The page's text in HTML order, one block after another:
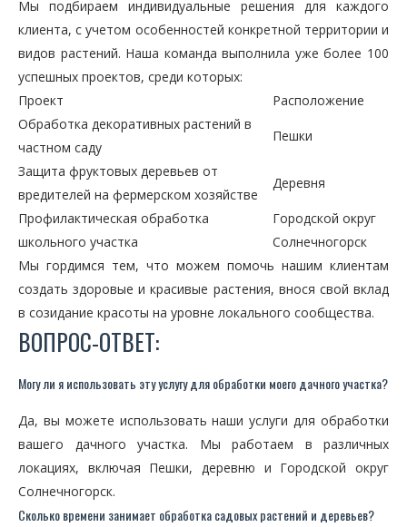
Мы подбираем индивидуальные решения для каждого
клиента, с учетом особенностей конкретной территории и
видов растений. Наша команда выполнила уже более 100
успешных проектов, среди которых:
Проект
Расположение
Обработка декоративных растений в
частном саду
Пешки
Защита фруктовых деревьев от
вредителей на фермерском хозяйстве
Деревня
Профилактическая обработка
школьного участка
Городской округ
Солнечногорск
Мы гордимся тем, что можем помочь нашим клиентам
создать здоровые и красивые растения, внося свой вклад
в созидание красоты на уровне локального сообщества.
ВОПРОС-ОТВЕТ:
Могу ли я использовать эту услугу для обработки моего дачного участка?
Да, вы можете использовать наши услуги для обработки
вашего дачного участка. Мы работаем в различных
локациях, включая Пешки, деревню и Городской округ
Солнечногорск.
Сколько времени занимает обработка садовых растений и деревьев?